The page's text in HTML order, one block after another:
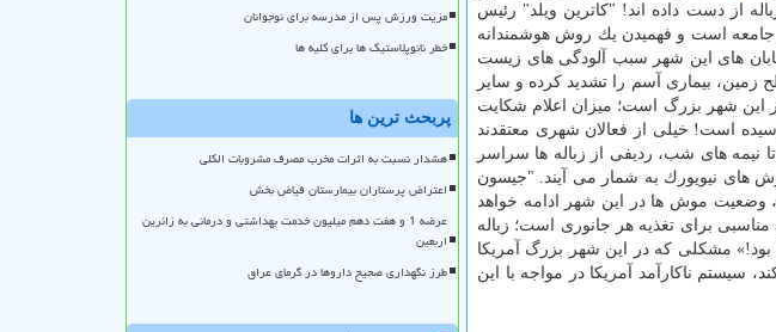
های حمل زباله از دست داده اند! "كاترین ویلد" رئیس
جامعه است و فهمیدن یك روش هوشمندانه
های این شهر سبب آلودگی های زیست
زمین، بیماری آسم را تشدید كرده و سایر
این شهر بزرگ است؛ میزان اعلام شكایت
تقریبی 2400 مورد در سال 2014 به حدودا 6000 مورد امسال رسیده است! خیلی از فعالان شهری معتقدند
های شب، ردیفی از زباله ها سراسر
های نیویورك به شمار می آیند. "جیسون
وضعیت موش ها در این شهر ادامه خواهد
برای تغذیه هر جانوری است؛ زباله
مشكلی كه در این شهر بزرگ آمریكا
ناكارآمد آمریكا در مواجه با این
مزیت ورزش پس از مدرسه برای نوجوانان
خطر نانوپلاستیک ها برای کلیه ها
پربحث ترین ها
هشدار نسبت به اثرات مخرب مصرف مشروبات الکلی
اعتراض پرستاران بیمارستان فیاض بخش
عرضه 1 و هفت دهم میلیون خدمت بهداشتی و درمانی به زائرین
اربعین
طرز نگهداری صحیح داروها در گرمای عراق